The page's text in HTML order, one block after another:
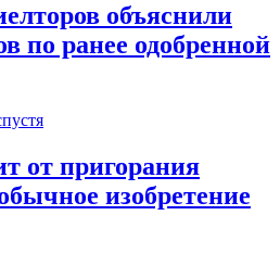
объяснили
по ранее одобренной
от пригорания
изобретение